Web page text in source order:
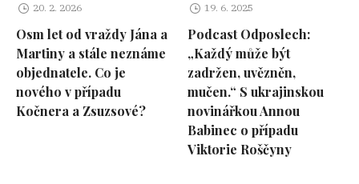
20. 2. 2026
Osm let od vraždy Jána a
Martiny a stále neznáme
objednatele. Co je
nového v případu
Kočnera a Zsuzsové?
19. 6. 2025
Podcast Odposlech:
„Každý může být
zadržen, uvězněn,
mučen.“ S ukrajinskou
novinářkou Annou
Babinec o případu
Viktorie Roščyny